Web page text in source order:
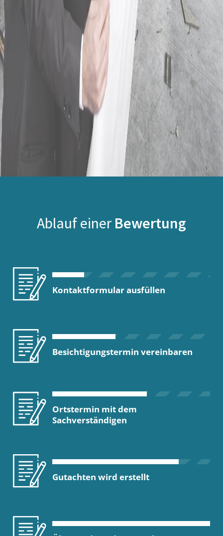
Ablauf einer Bewertung
Kontaktformular ausfüllen
Besichtigungstermin vereinbaren
Ortstermin mit dem
Sachverständigen
Gutachten wird erstellt